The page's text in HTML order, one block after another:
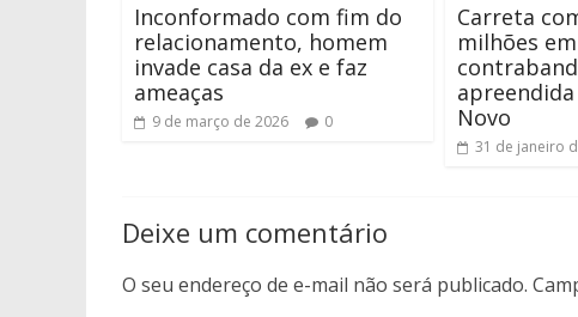
Inconformado com fim do
relacionamento, homem
invade casa da ex e faz
ameaças
9 de março de 2026 0
Carreta
milhões
Novo
31 de janeiro
Deixe um comentário
O seu endereço de e-mail não será publicado.